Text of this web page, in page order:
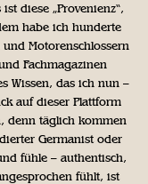
diese „Provenienz“,
habe ich hunderte
Motorenschlossern
Fachmagazinen
Wissen, das ich nun –
auf dieser Plattform
denn täglich kommen
Germanist oder
fühle – authentisch,
fühlt, ist